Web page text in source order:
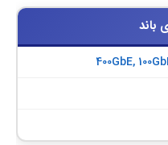
باند
400GbE,